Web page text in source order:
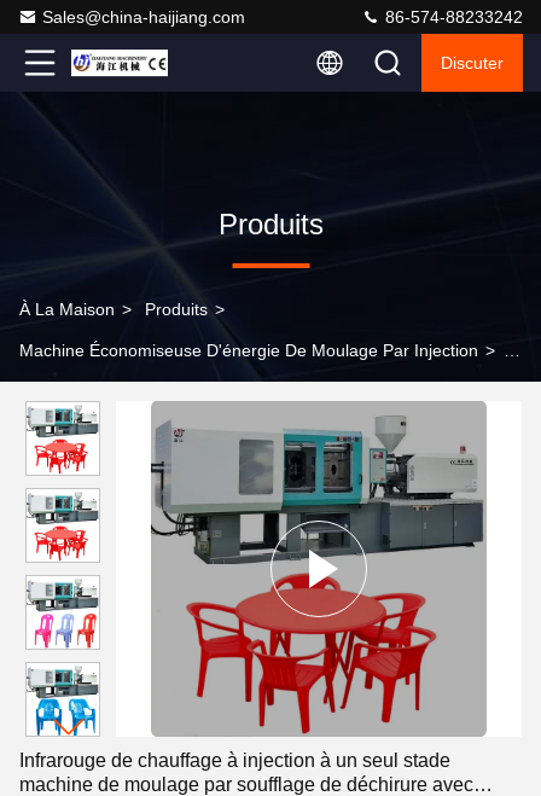
Sales@china-haijiang.com 86-574-88233242
Discuter
Produits
À La Maison > Produits >
Machine Économiseuse D'énergie De Moulage Par Injection >
moulage par soufflage de déchirure avec lubrification
automatique
Infrarouge de chauffage à injection à un seul stade
machine de moulage par soufflage de déchirure avec